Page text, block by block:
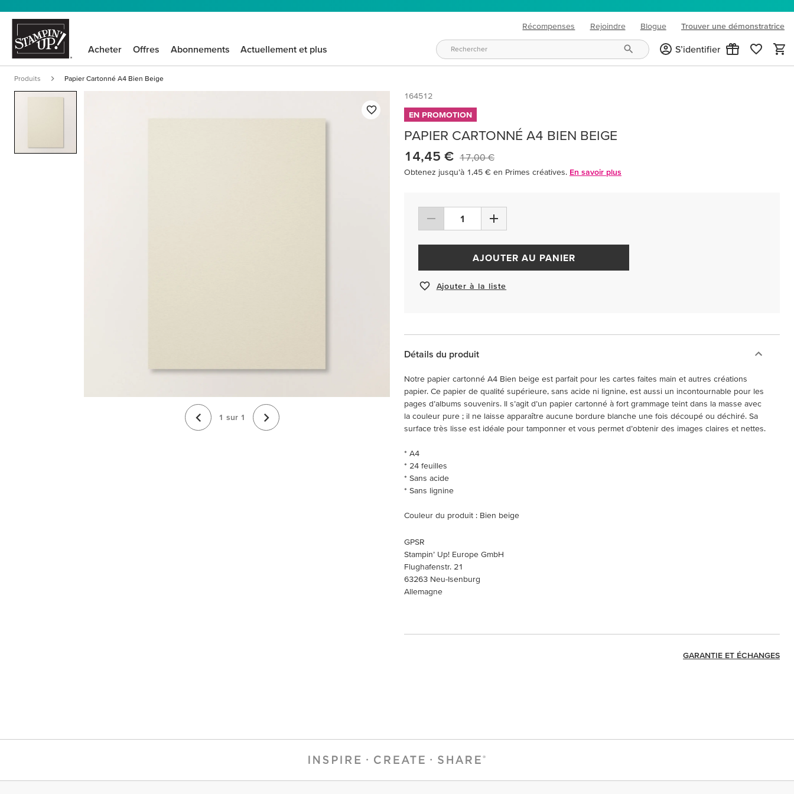
Récompenses Rejoindre Blogue
(opens in new tab)
Trouver une démonstratrice
Acheter Offres Abonnements Actuellement et plus S’identifier
Produits Papier Cartonné A4 Bien Beige
1 sur 1
164512
EN PROMOTION
PAPIER CARTONNÉ A4 BIEN BEIGE
14,45 € 17,00 €
Obtenez jusqu’à 1,45 € en Primes créatives. En savoir plus
AJOUTER AU PANIER
Ajouter à la liste
Détails du produit
Notre papier cartonné A4 Bien beige est parfait pour les cartes faites main et autres créations
papier. Ce papier de qualité supérieure, sans acide ni lignine, est aussi un incontournable pour les
pages d’albums souvenirs. Il s’agit d’un papier cartonné à fort grammage teint dans la masse avec
la couleur pure ; il ne laisse apparaître aucune bordure blanche une fois découpé ou déchiré. Sa
surface très lisse est idéale pour tamponner et vous permet d’obtenir des images claires et nettes.
* A4
* 24 feuilles
* Sans acide
* Sans lignine
Couleur du produit : Bien beige
GPSR
Stampin’ Up! Europe GmbH
Flughafenstr. 21
63263 Neu-Isenburg
Allemagne
GARANTIE ET ÉCHANGES